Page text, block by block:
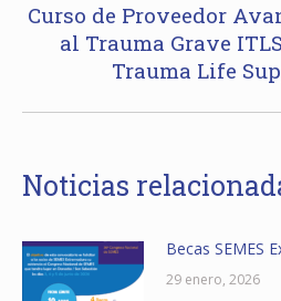
Curso de Proveedor
al Trauma Grave
Trauma Life
Noticias
Becas SEMES
29 enero, 2026